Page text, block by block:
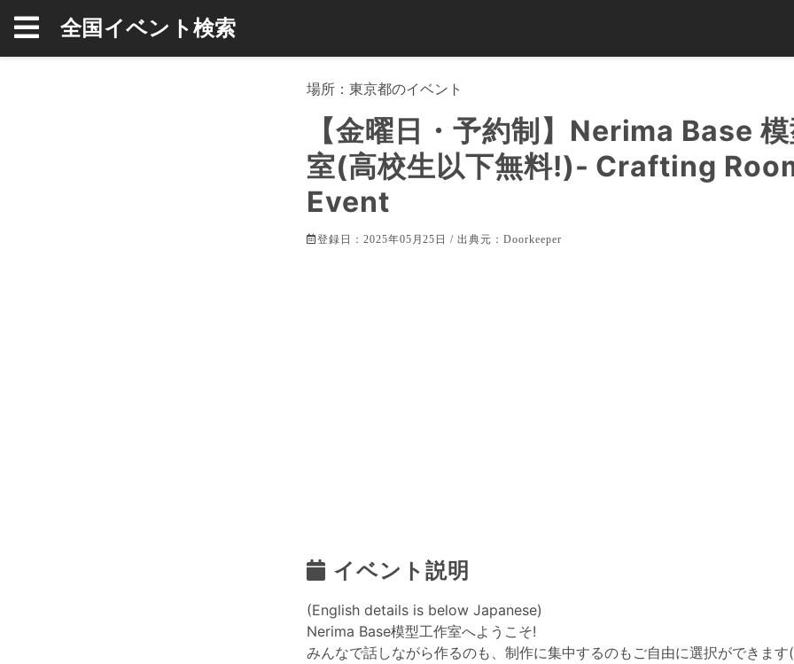
全国イベント検索
場所： 東京都のイベント
【金曜日・予約制】Nerima Base
室(高校生以下無料!)- Crafting
Event
登録日：2025年05月25日 / 出典元：Doorkeeper
イベント説明
(English details is below Japanese)
Nerima Base模型工作室へようこそ!
みんなで話しながら作るのも、制作に集中するのもご自由に選択ができます